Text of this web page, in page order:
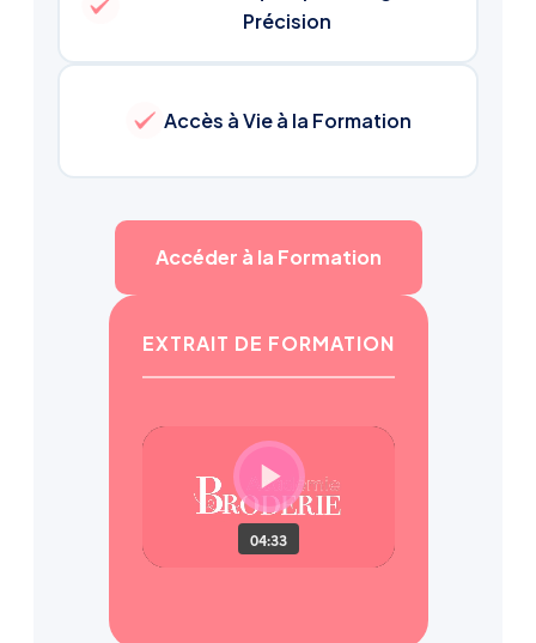
Précision
Accès à Vie à la Formation
Accéder à la Formation
EXTRAIT DE FORMATION